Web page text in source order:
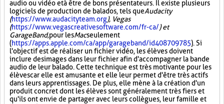
audio ou vidéo et à être de bons présentateurs. Il existe plusieurs
logiciels de production de balados, tels queAudacity
(https://www.audacityteam.org), Vegas
(https://www.vegascreativesoftware.com/fr-ca/) et
GarageBand,pour lesMacseulement
(https://apps.apple.com/ca/app/garageband/id408709785). Si
l'objectif est de réaliser un fichier vidéo, les élèves doivent
inclure des images dans leur fichier afin d'accompagner la bande
audio de leur balado. Cette technique est très motivante pour les
élèves car elle est amusante et elle leur permet d'être très actifs
dans leurs apprentissages. De plus, elle mène à la création d'un
produit concret dont les élèves sont généralement très fiers et
qu'ils ont envie de partager avec leurs collègues, leur famille et